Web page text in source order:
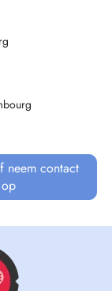
neem contact